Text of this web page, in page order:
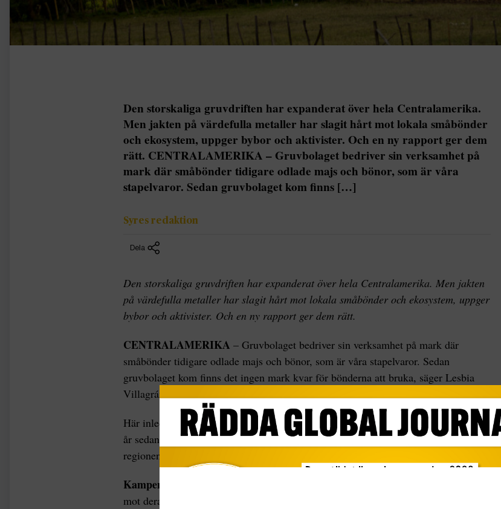
Den storskaliga gruvdriften har expanderat över hela Centralamerika.
Men jakten på värdefulla metaller har slagit hårt mot lokala småbönder
och ekosystem, uppger bybor och aktivister. Och en ny rapport ger dem
rätt. CENTRALAMERIKA – Gruvbolaget bedriver sin verksamhet på
mark där småbönder tidigare odlade majs och bönor, som är våra
stapelvaror. Sedan gruvbolaget kom finns […]
Syres redaktion
Dela
Den storskaliga gruvdriften har expanderat över hela Centralamerika. Men jakten
på värdefulla metaller har slagit hårt mot lokala småbönder och ekosystem, uppger
bybor och aktivister. Och en ny rapport ger dem rätt.
CENTRALAMERIKA – Gruvbolaget bedriver sin verksamhet på mark där
småbönder tidigare odlade majs och bönor, som är våra stapelvaror. Sedan
gruvbolaget kom finns det ingen mark kvar för bönderna att bruka, säger Lesbia
Villagrán, som bor i San Rafael Las Flores i östra Guatemala.
Här inledde dotterbolaget till ett kanadensiskt gruvföretag sin verksamhet för tolv
år sedan, och sedan dess har lokalbefolkningarna, som är spridda i olika byar i
regionen, kämpat för att stoppa verksamheten.
Kampen handlar om
mot deras försörjningsmöjligheter – men också mot vattentillgångarna och den